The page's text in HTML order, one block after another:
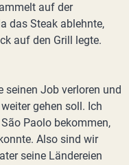
auf der
das Steak ablehnte,
auf den Grill legte.
seinen Job verloren und
gehen soll. Ich
Paolo bekommen,
Also sind wir
seine Ländereien